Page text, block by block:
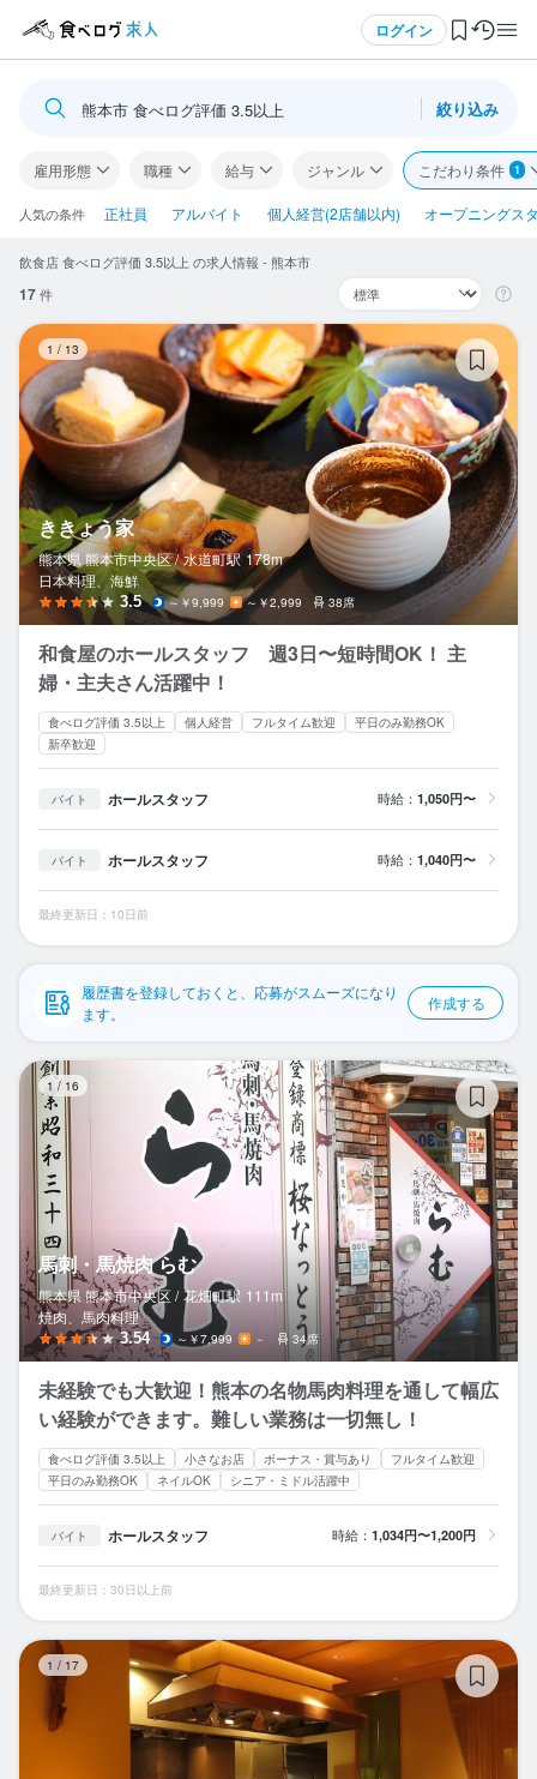
ログイン
ログイン・無料会員登録
食べログ求人TOP
求人検索
閲覧履歴
気になる求人
検索履歴・保存した条件
応募履歴
WEB履歴書
スカウト・メルマガ受信設定
ヘルプ・お問い合わせフォーム
掲載をご検討の店舗様へ
食べログ求人PRESS
プライバシーポリシー
利用規約
熊本市 食べログ評価 3.5以上 絞り込み
雇用形態 職種 給与 ジャンル こだわり条件 1
人気の条件 正社員 アルバイト 個人経営(2店舗以内) オープニングス
飲食店 食べログ評価 3.5以上 の求人情報 - 熊本市
17件
1 / 13
ききょう家
熊本県 熊本市中央区 / 水道町駅 178m
日本料理、海鮮
3.5 ～￥9,999 ～￥2,999 38席
和食屋のホールスタッフ 週3日〜短時間OK！ 主
婦・主夫さん活躍中！
食べログ評価 3.5以上 個人経営 フルタイム歓迎
平日のみ勤務OK
新卒歓迎
バイト ホールスタッフ 時給： 1,050円〜
バイト ホールスタッフ 時給： 1,040円〜
最終更新日：10日前
履歴書を登録しておくと、応募がスムーズになり
ます。
作成する
1 / 16
馬刺・馬焼肉 らむ
熊本県 熊本市中央区 / 花畑町駅 111m
焼肉、馬肉料理
3.54 ～￥7,999 － 34席
未経験でも大歓迎！熊本の名物馬肉料理を通して幅広
い経験ができます。難しい業務は一切無し！
食べログ評価 3.5以上 小さなお店 ボーナス・賞与あり
フルタイム歓迎
平日のみ勤務OK
ネイルOK シニア・ミドル活躍中
バイト ホールスタッフ 時給： 1,034円〜1,200円
最終更新日：30日以上前
1 / 17